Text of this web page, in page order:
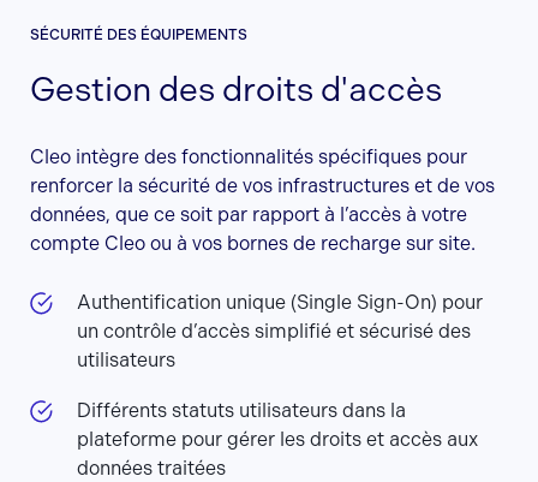
SÉCURITÉ DES ÉQUIPEMENTS
Gestion des droits d'accès
Cleo intègre des fonctionnalités spécifiques pour
renforcer la sécurité de vos infrastructures et de vos
données, que ce soit par rapport à l’accès à votre
compte Cleo ou à vos bornes de recharge sur site.
Authentification unique (Single Sign-On) pour
un contrôle d’accès simplifié et sécurisé des
utilisateurs
Différents statuts utilisateurs dans la
plateforme pour gérer les droits et accès aux
données traitées